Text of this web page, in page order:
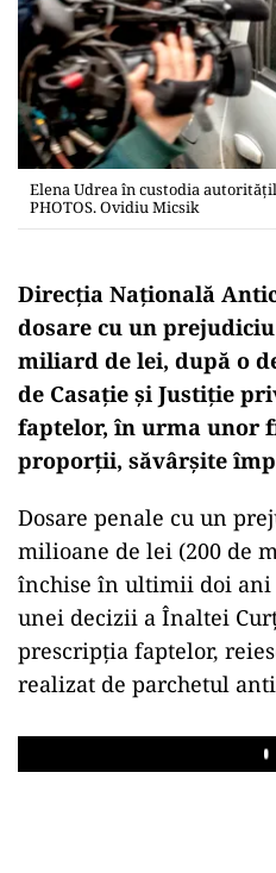
Elena Udrea în custodia
PHOTOS. Ovidiu Micsik
Direcția Națională
dosare cu un
miliard de lei, după o
de Casație și Justiție
faptelor, în urma unor
proporții, săvârșite
Dosare penale cu un
milioane de lei (200 de
închise în ultimii doi ani
unei decizii a Înaltei
prescripția faptelor,
realizat de parchetul